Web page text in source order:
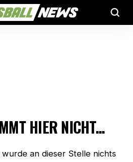
HIER NICHT...
wurde an dieser Stelle nichts